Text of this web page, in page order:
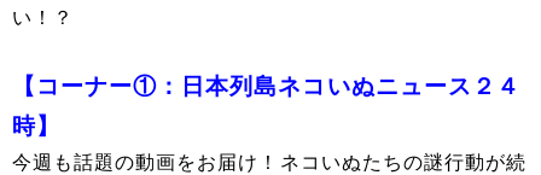
い！？
【コーナー①：日本列島ネコいぬニュース２４
時】
今週も話題の動画をお届け！ネコいぬたちの謎行動が続